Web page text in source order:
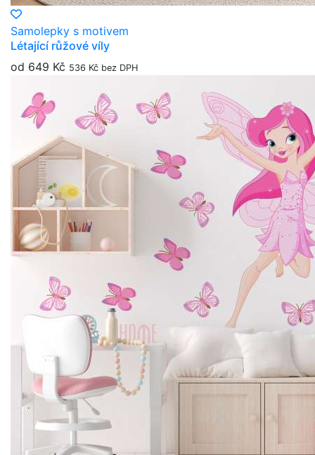
Samolepky s motivem
Létající růžové víly
od 649 Kč 536 Kč bez DPH